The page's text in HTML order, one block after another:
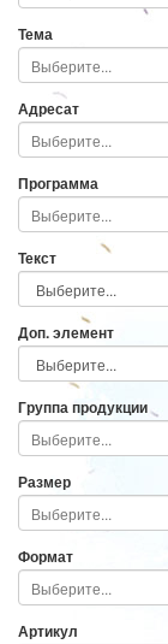
Тема
Адресат
Программа
Текст
Доп. элемент
Группа продукции
Размер
Формат
Артикул